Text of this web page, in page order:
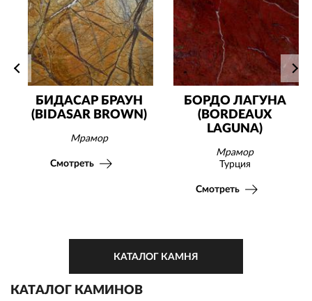
БИДАСАР БРАУН
(BIDASAR BROWN)
Мрамор
Смотреть
БОРДО ЛАГУНА
(BORDEAUX
LAGUNA)
Мрамор
Турция
Смотреть
КАТАЛОГ КАМНЯ
КАТАЛОГ КАМИНОВ